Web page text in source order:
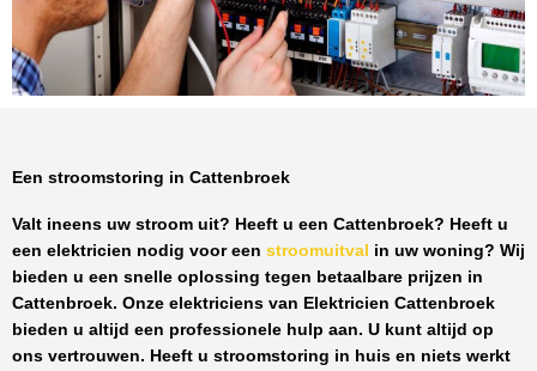
Een stroomstoring in Cattenbroek
Valt ineens uw stroom uit? Heeft u een Cattenbroek? Heeft u
een elektricien nodig voor een stroomuitval in uw woning? Wij
bieden u een snelle oplossing tegen betaalbare prijzen in
Cattenbroek. Onze elektriciens van Elektricien Cattenbroek
bieden u altijd een professionele hulp aan. U kunt altijd op
ons vertrouwen. Heeft u stroomstoring in huis en niets werkt